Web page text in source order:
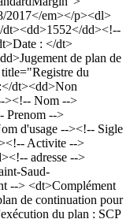
2017</em></p><dl>
dt><dd>1552</dd><!--
: </dt>
de plan de
du
dt><dd>Non
><!-- Nom -->
Prenom -->
d'usage --><!-- Sigle
Activite -->
adresse -->
Saud-
--> <dt>Complément
de continuation pour
du plan : SCP